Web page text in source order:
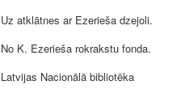
Uz atklātnes ar Ezerieša dzejoli.
No K. Ezerieša rokrakstu fonda.
Latvijas Nacionālā bibliotēka